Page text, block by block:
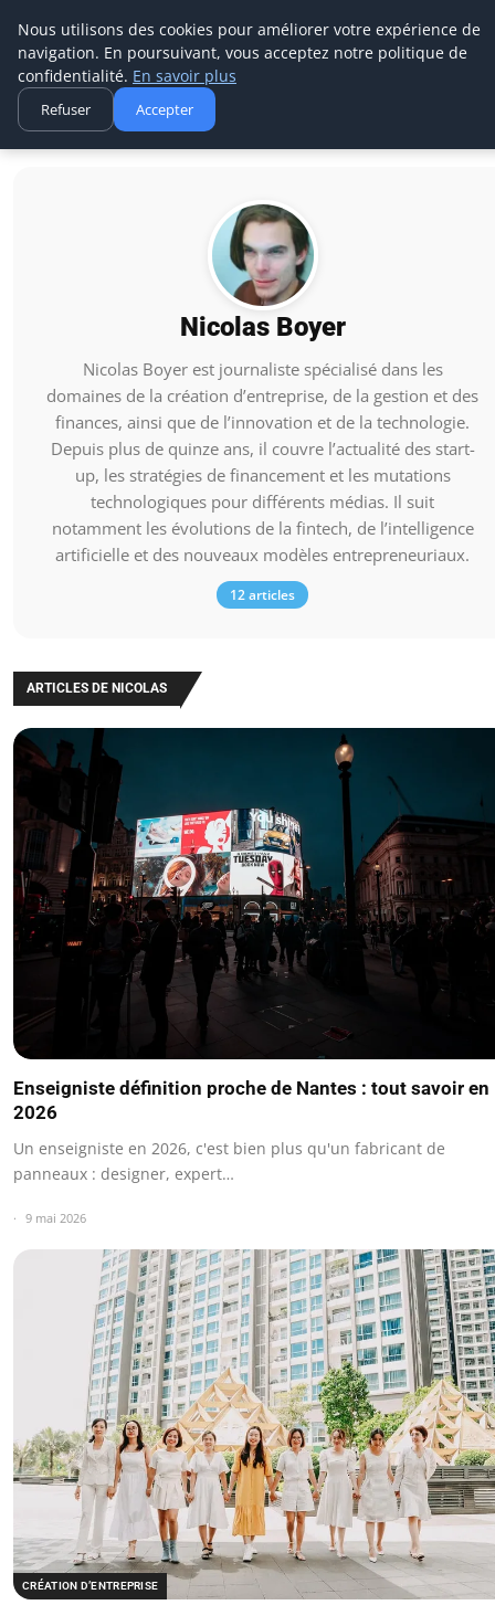
Aecme
Accueil Nicolas Boyer
Nicolas Boyer
Nicolas Boyer est journaliste spécialisé dans les
domaines de la création d’entreprise, de la gestion et des
finances, ainsi que de l’innovation et de la technologie.
Depuis plus de quinze ans, il couvre l’actualité des start-
up, les stratégies de financement et les mutations
technologiques pour différents médias. Il suit
notamment les évolutions de la fintech, de l’intelligence
artificielle et des nouveaux modèles entrepreneuriaux.
12 articles
ARTICLES DE NICOLAS
Enseigniste définition proche de Nantes : tout savoir en
2026
Un enseigniste en 2026, c'est bien plus qu'un fabricant de
panneaux : designer, expert…
9 mai 2026
CRÉATION D’ENTREPRISE
Nous utilisons des cookies pour améliorer votre expérience de
navigation. En poursuivant, vous acceptez notre politique de
confidentialité. En savoir plus
Refuser Accepter